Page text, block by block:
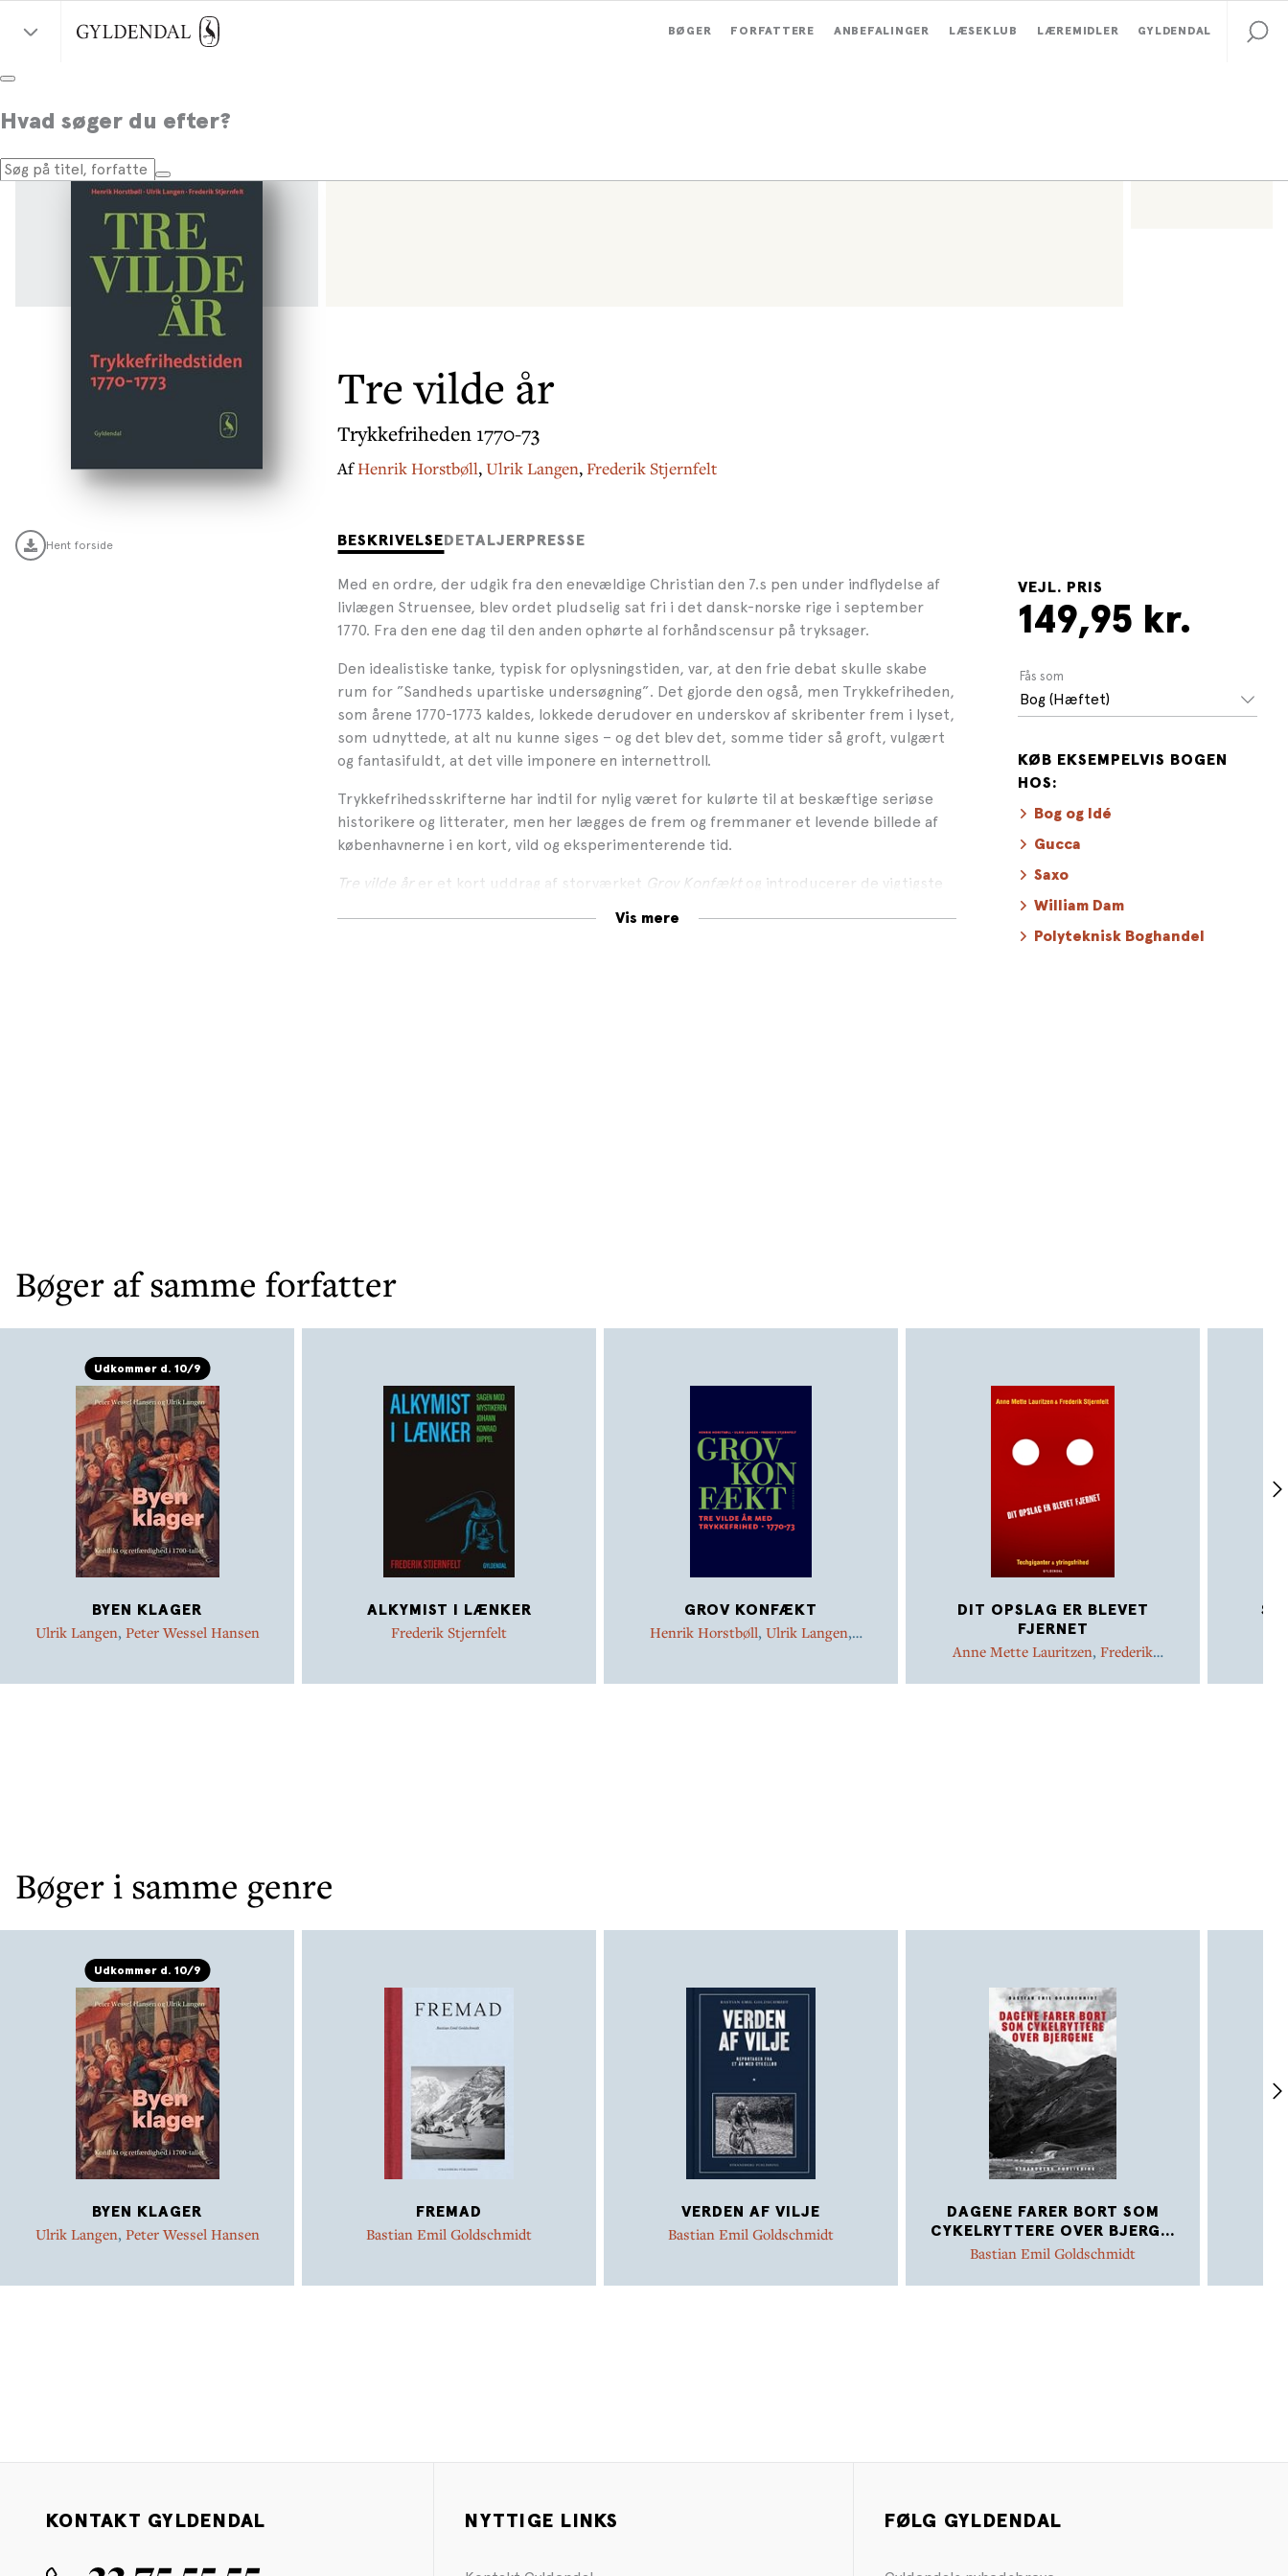
BØGER FORFATTERE ANBEFALINGER LÆSEKLUB LÆREMIDLER GYLDENDAL
Hvad søger du efter?
Tre vilde år
Trykkefriheden 1770-73
AfHenrik Horstbøll,Ulrik Langen,Frederik Stjernfelt
Hent forside BESKRIVELSE DETALJER PRESSE
Med en ordre, der udgik fra den enevældige Christian den 7.s pen under indflydelse af
livlægen Struensee, blev ordet pludselig sat fri i det dansk-norske rige i september
1770. Fra den ene dag til den anden ophørte al forhåndscensur på tryksager.
Den idealistiske tanke, typisk for oplysningstiden, var, at den frie debat skulle skabe
rum for ”Sandheds upartiske undersøgning”. Det gjorde den også, men Trykkefriheden,
som årene 1770-1773 kaldes, lokkede derudover en underskov af skribenter frem i lyset,
som udnyttede, at alt nu kunne siges – og det blev det, somme tider så groft, vulgært
og fantasifuldt, at det ville imponere en internettroll.
Trykkefrihedsskrifterne har indtil for nylig været for kulørte til at beskæftige seriøse
historikere og litterater, men her lægges de frem og fremmaner et levende billede af
københavnerne i en kort, vild og eksperimenterende tid.
Tre vilde år er et kort uddrag af storværket Grov Konfækt og introducerer de vigtigste
Vis mere
VEJL. PRIS
149,95 kr.
Fås som
Bog (Hæftet)
KØB EKSEMPELVIS BOGEN
HOS:
Bog og Idé
Gucca
Saxo
William Dam
Polyteknisk Boghandel
Bøger af samme forfatter
Udkommer d. 10/9
BYEN KLAGER
Ulrik Langen, Peter Wessel Hansen
ALKYMIST I LÆNKER
Frederik Stjernfelt
GROV KONFÆKT
Henrik Horstbøll, Ulrik Langen,
DIT OPSLAG ER BLEVET
FJERNET
Anne Mette Lauritzen, Frederik
Bøger i samme genre
Udkommer d. 10/9
BYEN KLAGER
Ulrik Langen, Peter Wessel Hansen
FREMAD
Bastian Emil Goldschmidt
VERDEN AF VILJE
Bastian Emil Goldschmidt
DAGENE FARER BORT SOM
CYKELRYTTERE OVER BJERG...
Bastian Emil Goldschmidt
KONTAKT GYLDENDAL NYTTIGE LINKS FØLG GYLDENDAL